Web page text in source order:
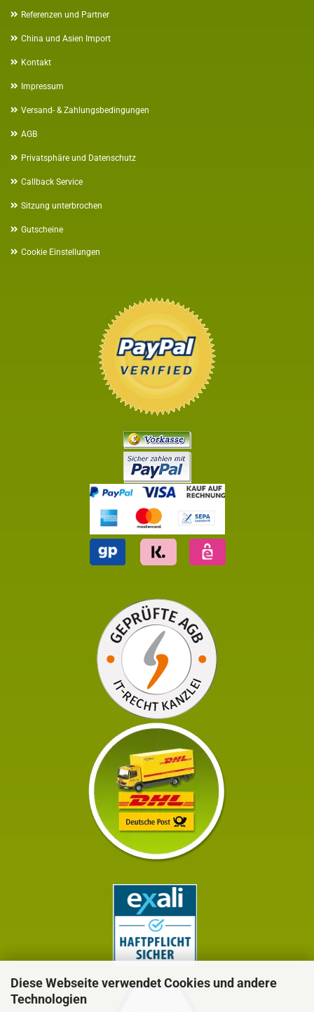
Diese Webseite verwendet Cookies und andere
Technologien
Referenzen und Partner
China und Asien Import
Kontakt
Impressum
Versand- & Zahlungsbedingungen
AGB
Privatsphäre und Datenschutz
Callback Service
Sitzung unterbrochen
Gutscheine
Cookie Einstellungen